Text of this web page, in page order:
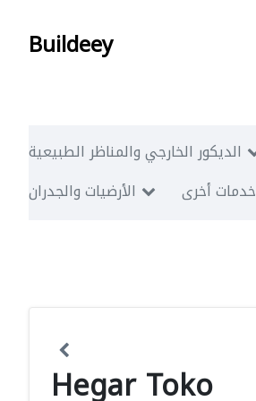
Buildeey
الديكور الخارجي والمناظر الطبيعية
الأرضيات والجدران
خدمات أخرى
Hegar Toko